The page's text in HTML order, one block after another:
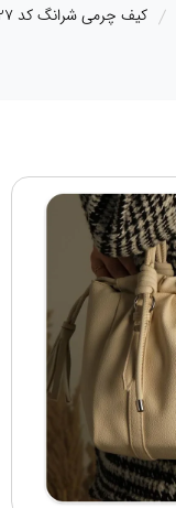
کیف چرمی شرانگ کد 327 مشکی